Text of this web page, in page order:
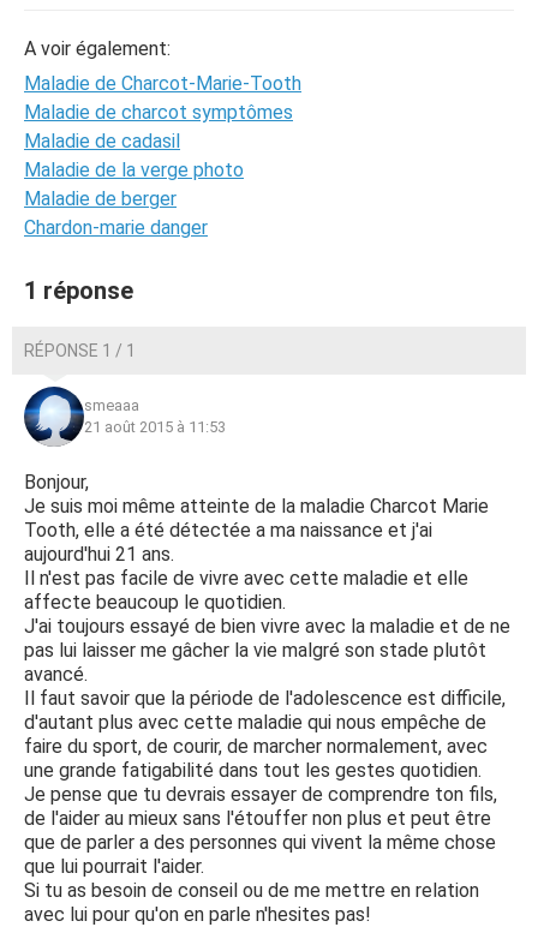
A voir également:
Maladie de Charcot-Marie-Tooth
Maladie de charcot symptômes
Maladie de cadasil
Maladie de la verge photo
Maladie de berger
Chardon-marie danger
1 réponse
RÉPONSE 1 / 1
smeaaa
21 août 2015 à 11:53
Bonjour,
Je suis moi même atteinte de la maladie Charcot Marie
Tooth, elle a été détectée a ma naissance et j'ai
aujourd'hui 21 ans.
Il n'est pas facile de vivre avec cette maladie et elle
affecte beaucoup le quotidien.
J'ai toujours essayé de bien vivre avec la maladie et de ne
pas lui laisser me gâcher la vie malgré son stade plutôt
avancé.
Il faut savoir que la période de l'adolescence est difficile,
d'autant plus avec cette maladie qui nous empêche de
faire du sport, de courir, de marcher normalement, avec
une grande fatigabilité dans tout les gestes quotidien.
Je pense que tu devrais essayer de comprendre ton fils,
de l'aider au mieux sans l'étouffer non plus et peut être
que de parler a des personnes qui vivent la même chose
que lui pourrait l'aider.
Si tu as besoin de conseil ou de me mettre en relation
avec lui pour qu'on en parle n'hesites pas!